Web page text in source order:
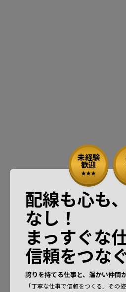
配線も心も
なし！
まっすぐな
信頼をつなぐ
誇りを持てる仕事と、温かい仲間
「丁寧な仕事で信頼をつくる」その
未経験
歓迎